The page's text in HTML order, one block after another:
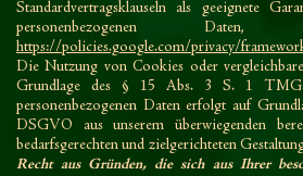
Standardvertragsklauseln als geeignete
personenbezogenen
https://policies.google.com/privacy/
Die Nutzung von Cookies oder
Grundlage des § 15 Abs. 3 S. 1
personenbezogenen Daten erfolgt auf
DSGVO aus unserem überwiegenden
bedarfsgerechten und zielgerichteten
Recht aus Gründen, die sich aus Ihrer